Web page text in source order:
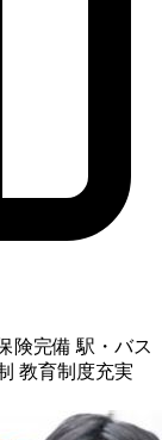
険完備 駅・バス
教育制度充実